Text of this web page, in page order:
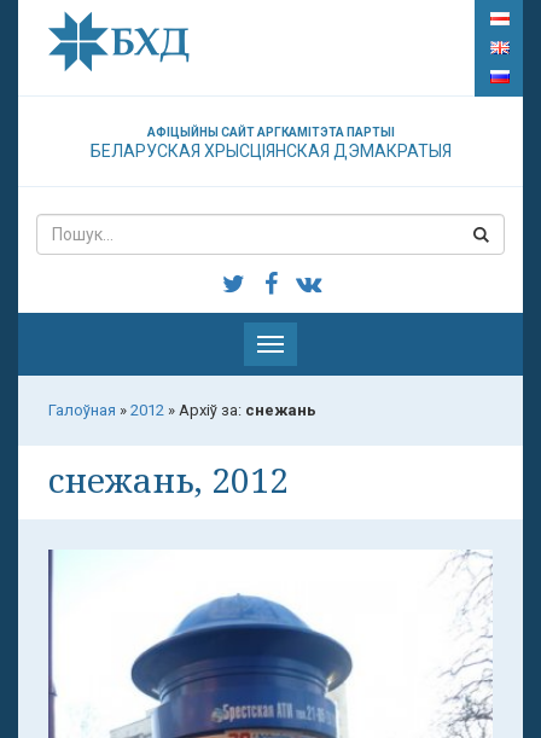
АФІЦЫЙНЫ САЙТ АРГКАМІТЭТА ПАРТЫІ
БЕЛАРУСКАЯ ХРЫСЦІЯНСКАЯ ДЭМАКРАТЫЯ
Паказаць
меню
Галоўная » 2012 » Архіў за: снежань
снежань, 2012